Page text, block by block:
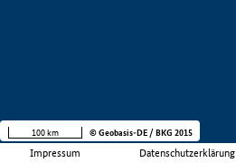
Impressum Datenschutzerklärung
100 km © Geobasis-DE / BKG 2015